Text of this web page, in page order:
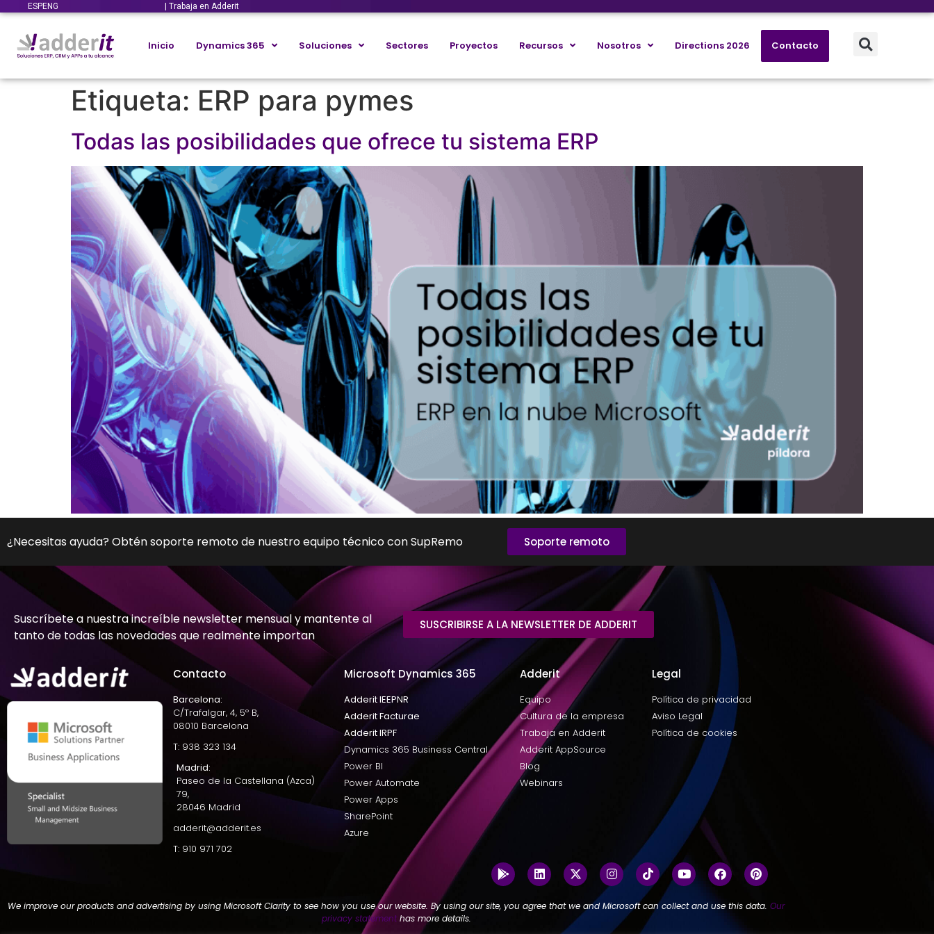
ESPENG | Trabaja en Adderit
Inicio Dynamics 365 Soluciones Sectores Proyectos Recursos Nosotros Directions 2026 Contacto
Etiqueta: ERP para pymes
Todas las posibilidades que ofrece tu sistema ERP
¿Necesitas ayuda? Obtén soporte remoto de nuestro equipo técnico con SupRemo Soporte remoto
Suscríbete a nuestra increíble newsletter mensual y mantente al
tanto de todas las novedades que realmente importan
SUSCRIBIRSE A LA NEWSLETTER DE ADDERIT
Contacto
Barcelona:
C/Trafalgar, 4, 5º B,
08010 Barcelona
T: 938 323 134
Madrid:
Paseo de la Castellana (Azca)
79,
28046 Madrid
adderit@adderit.es
T: 910 971 702
Microsoft Dynamics 365
Adderit IEEPNR
Adderit Facturae
Adderit IRPF
Dynamics 365 Business Central
Power BI
Power Automate
Power Apps
SharePoint
Azure
Adderit
Equipo
Cultura de la empresa
Trabaja en Adderit
Adderit AppSource
Blog
Webinars
Legal
Política de privacidad
Aviso Legal
Política de cookies
We improve our products and advertising by using Microsoft Clarity to see how you use our website. By using our site, you agree that we and Microsoft can collect and use this data. Our
privacy statementhas more details.